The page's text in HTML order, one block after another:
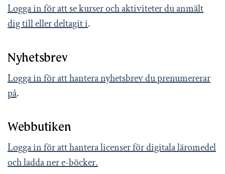
Logga in för att se kurser och aktiviteter du anmält
dig till eller deltagit i.
Nyhetsbrev
Logga in för att hantera nyhetsbrev du prenumererar
på.
Webbutiken
Logga in för att hantera licenser för digitala läromedel
och ladda ner e-böcker.